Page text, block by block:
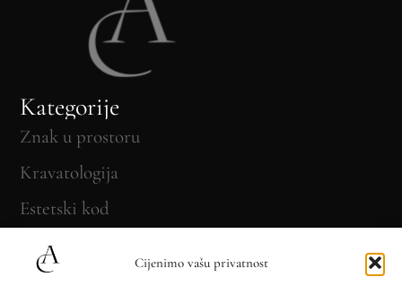
Cijenimo vašu privatnost
Kategorije
Znak u prostoru
Kravatologija
Estetski kod
Put Kravate kroz vrijeme